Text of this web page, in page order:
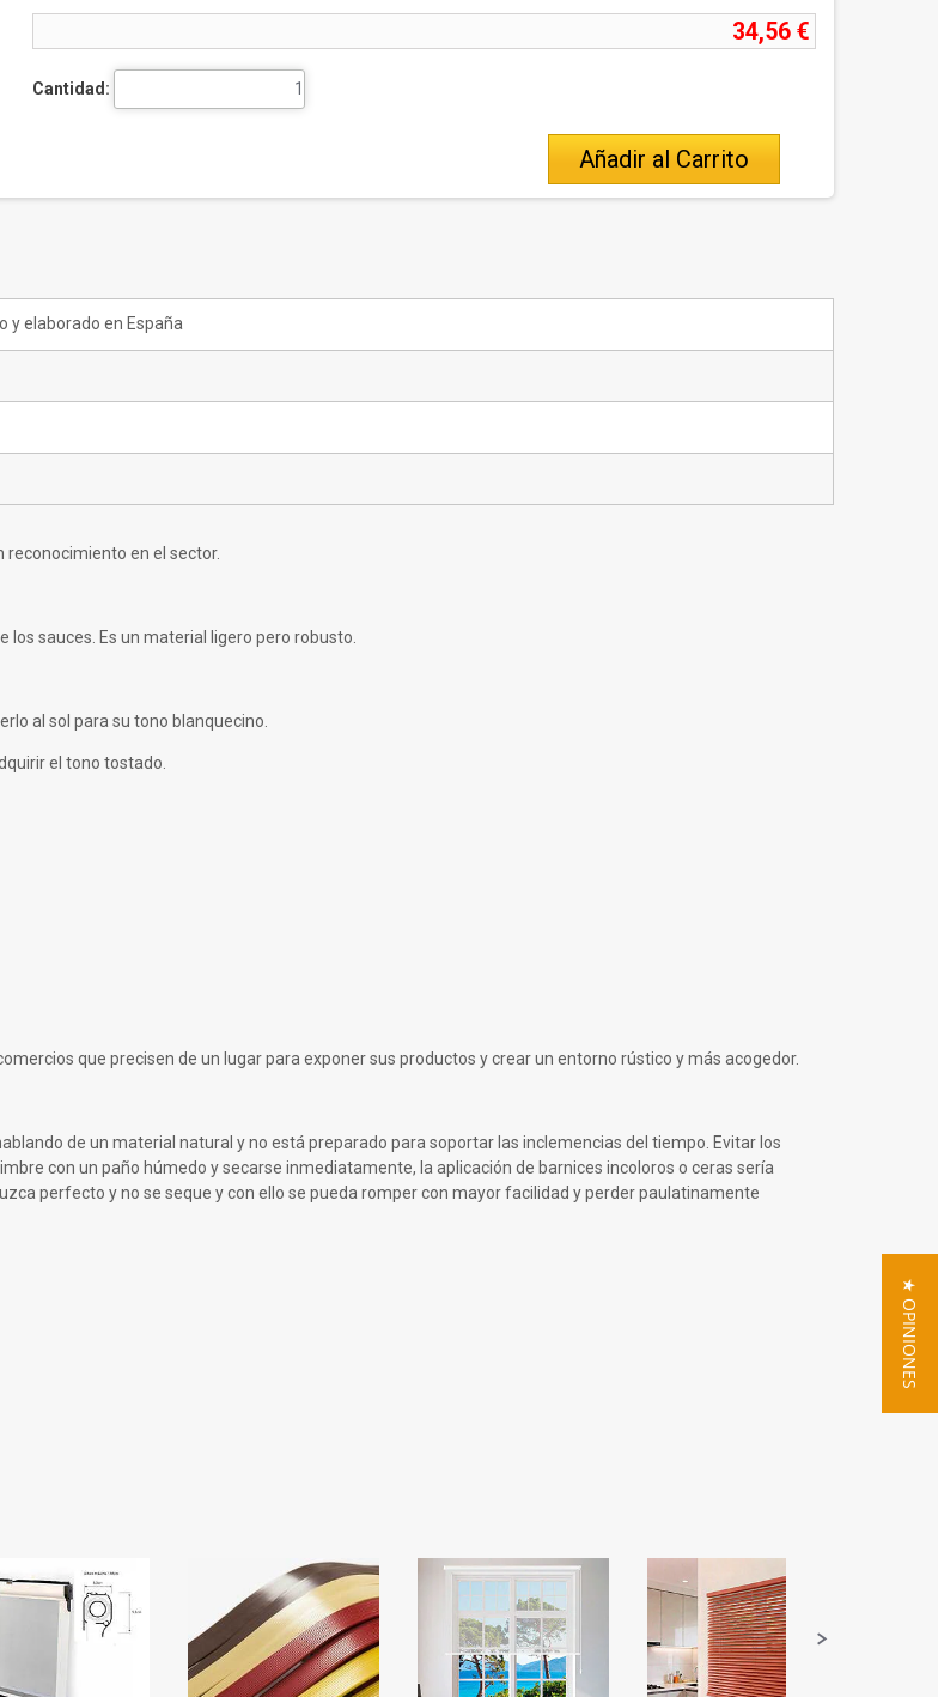
34,56 €
Cantidad:
Añadir al Carrito
y elaborado en España
en el sector.
sauces. Es un material ligero pero robusto.
al sol para su tono blanquecino.
el tono tostado.
que precisen de un lugar para exponer sus productos y crear un entorno rústico y más acogedor.
de un material natural y no está preparado para soportar las inclemencias del tiempo. Evitar los
con un paño húmedo y secarse inmediatamente, la aplicación de barnices incoloros o ceras sería
perfecto y no se seque y con ello se pueda romper con mayor facilidad y perder paulatinamente
★ OPINIONES